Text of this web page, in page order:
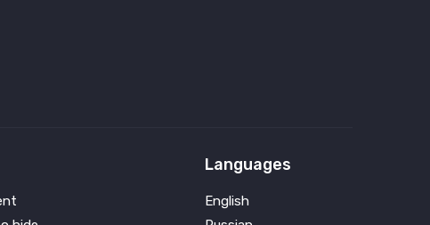
Languages
English